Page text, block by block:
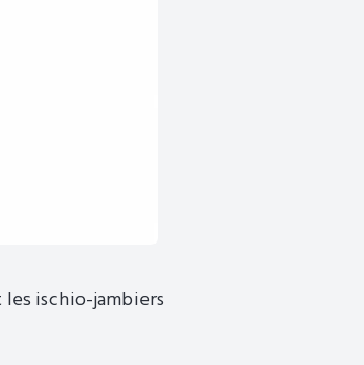
ischio-jambiers